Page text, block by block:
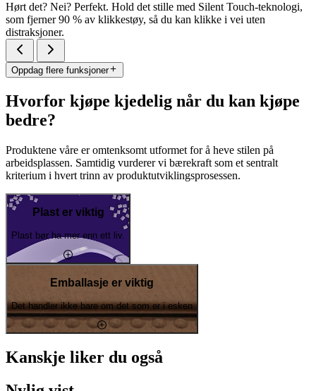
Hørt det? Nei? Perfekt. Hold det stille med Silent Touch-teknologi,
som fjerner 90 % av klikkestøy, så du kan klikke i vei uten
distraksjoner.
Oppdag flere funksjoner
Hvorfor kjøpe kjedelig når du kan kjøpe
bedre?
Produktene våre er omtenksomt utformet for å heve stilen på
arbeidsplassen. Samtidig vurderer vi bærekraft som et sentralt
kriterium i hvert trinn av produktutviklingsprosessen.
Plast er viktig
Plast bør ha mer enn ett liv.
Emballasje er viktig
Det handler ikke bare om det som er i esken
Kanskje liker du også